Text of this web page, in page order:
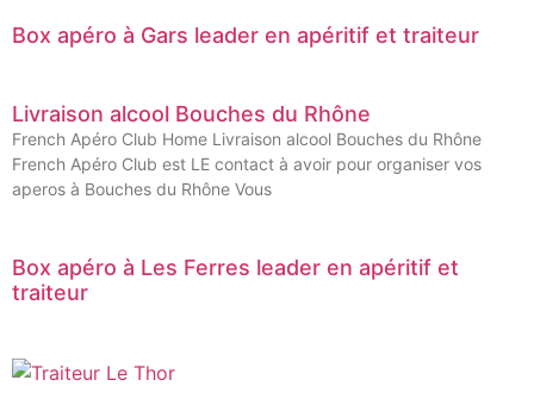
Box apéro à Gars leader en apéritif et traiteur
Livraison alcool Bouches du Rhône
French Apéro Club Home Livraison alcool Bouches du Rhône
French Apéro Club est LE contact à avoir pour organiser vos
aperos à Bouches du Rhône Vous
Box apéro à Les Ferres leader en apéritif et
traiteur